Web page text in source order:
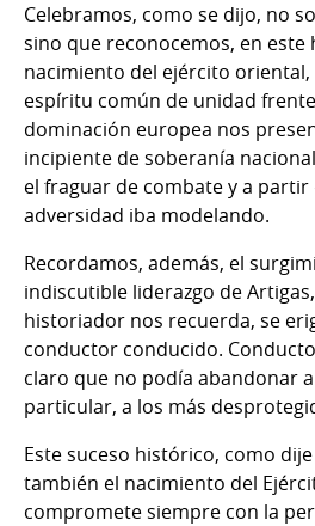
Celebramos, como se dijo, no
sino que reconocemos, en este
nacimiento del ejército
espíritu común de unidad
dominación europea nos
incipiente de soberanía
el fraguar de combate y a
adversidad iba modelando.
Recordamos, además, el
indiscutible liderazgo de
historiador nos recuerda, se
conductor conducido.
claro que no podía abandonar
particular, a los más
Este suceso histórico, como
también el nacimiento del
compromete siempre con la